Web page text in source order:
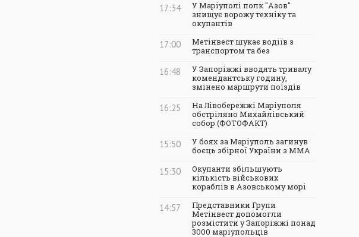
17:34
У Маріуполі полк "Азов"
знищує ворожу техніку та
окупантів
17:00
Метінвест шукає водіїв з
транспортом та без
16:48
У Запоріжжі вводять тривалу
комендантську годину,
змінено маршрути поїздів
16:25
На Лівобережжі Маріуполя
обстріляно Михайлівський
собор (ФОТОФАКТ)
15:50
У боях за Маріуполь загинув
боєць збірної України з ММА
15:30
Окупанти збільшують
кількість військових
кораблів в Азовському морі
14:57
Представники Групи
Метінвест допомогли
розмістити у Запоріжжі понад
3000 маріупольців